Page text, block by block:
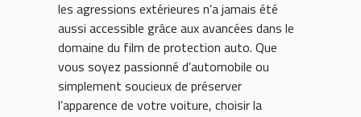
les agressions extérieures n’a jamais été
aussi accessible grâce aux avancées dans le
domaine du film de protection auto. Que
vous soyez passionné d’automobile ou
simplement soucieux de préserver
l’apparence de votre voiture, choisir la